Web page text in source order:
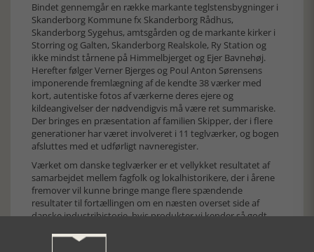
Bindet gennemgår en række markante teglstensbygninger i
Skanderborg Kommune fx Skanderborg Rådhus,
Skanderborg Sygehus, amtsgården og de markante kirker i
Storring og Galten, Skanderborg Realskole, Ry Station og
ikke mindst tårnene på Himmelbjerget og Ejer Bavnehøj.
Herefter følger Verner Bjerges og Poul Anton Sørensens
imponerende fremlægning af de kendte 38 værker med
kort, autentiske fotos af værkerne deres ejere og
kildeangivelser der nødvendigvis må være ret summariske.
Der bringes en præsentation af familien Skipper, der i flere
generationer har været involveret i 11 teglværker, og bogen
afsluttes med et udførligt navneregister.
Værket om danske teglværker er et vellykket resultatet af
samarbejdet mellem fagfolk og lokalhistorikere, der i årene
fremover vil kunne bringe mange flere spændende
resultater til fortællingen om en næsten overset side af
danske industrihistorie, hvis produkter vi kender så godt.
professionelle museer svigter landets industrihistoriske